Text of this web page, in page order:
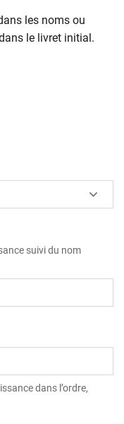
les noms ou
le livret initial.
suivi du nom
dans l’ordre,